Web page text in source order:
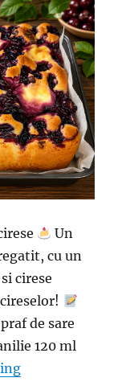
Un
cu un
cirese
de sare
120 ml
“Prajitura